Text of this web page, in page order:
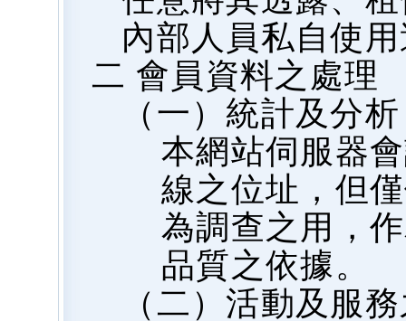
內部人員私自使
二 會員資料之處理
（一）統計及分析
本網站伺服器
線之位址，但
為調查之用，
品質之依據。
（二）活動及服